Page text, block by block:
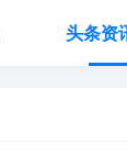
头条资